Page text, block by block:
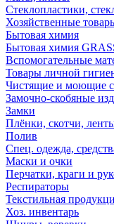
Стеклопластики,
Хозяйственные
Бытовая химия
Бытовая химия
Вспомогательные
Товары личной
Чистящие и моющие
Замочно-скобяные
Замки
Плёнки, скотчи,
Полив
Спец. одежда,
Маски и очки
Перчатки, краги и
Респираторы
Текстильная
Хоз. инвентарь